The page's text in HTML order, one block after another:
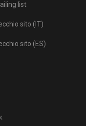
list
sito (IT)
sito (ES)